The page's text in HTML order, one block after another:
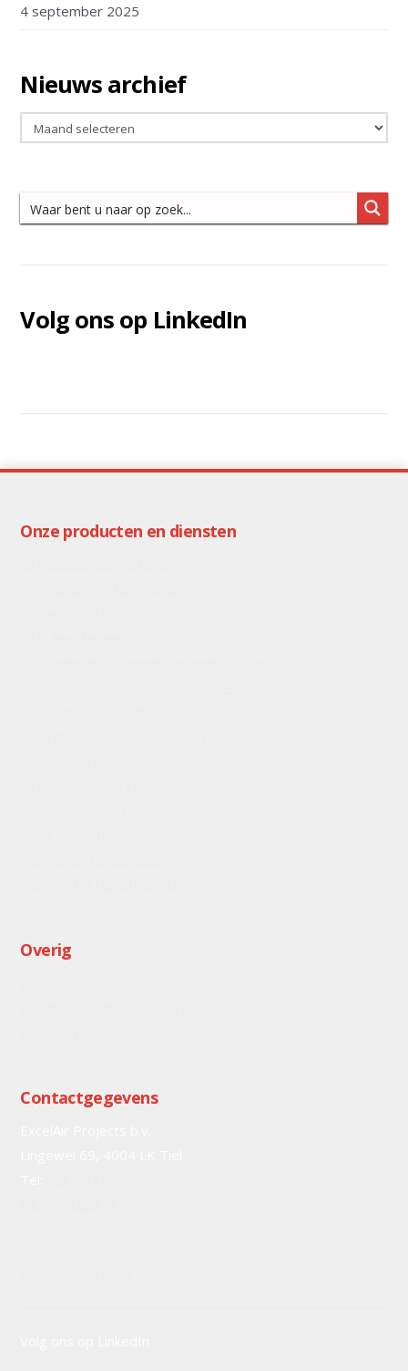
4 september 2025
Nieuws archief
Nieuws
archief
Volg ons op LinkedIn
Onze producten en diensten
Overig
Contactgegevens